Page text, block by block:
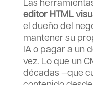
Las
editor HTML
el dueño del
mantener su
IA o pagar a un
vez. Lo que un
décadas —que